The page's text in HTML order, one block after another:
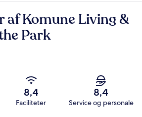
af Komune Living &
Park
8,4
Faciliteter
8,4
Service og personale